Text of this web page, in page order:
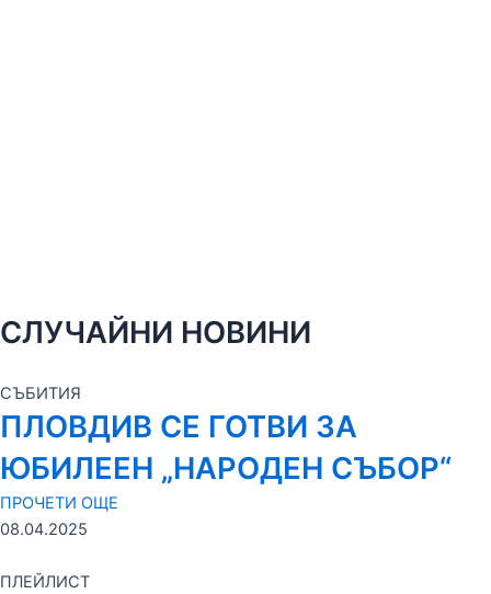
СЛУЧАЙНИ НОВИНИ
СЪБИТИЯ
ПЛОВДИВ СЕ ГОТВИ ЗА
ЮБИЛЕЕН „НАРОДЕН СЪБОР“
ПРОЧЕТИ ОЩЕ
08.04.2025
ПЛЕЙЛИСТ